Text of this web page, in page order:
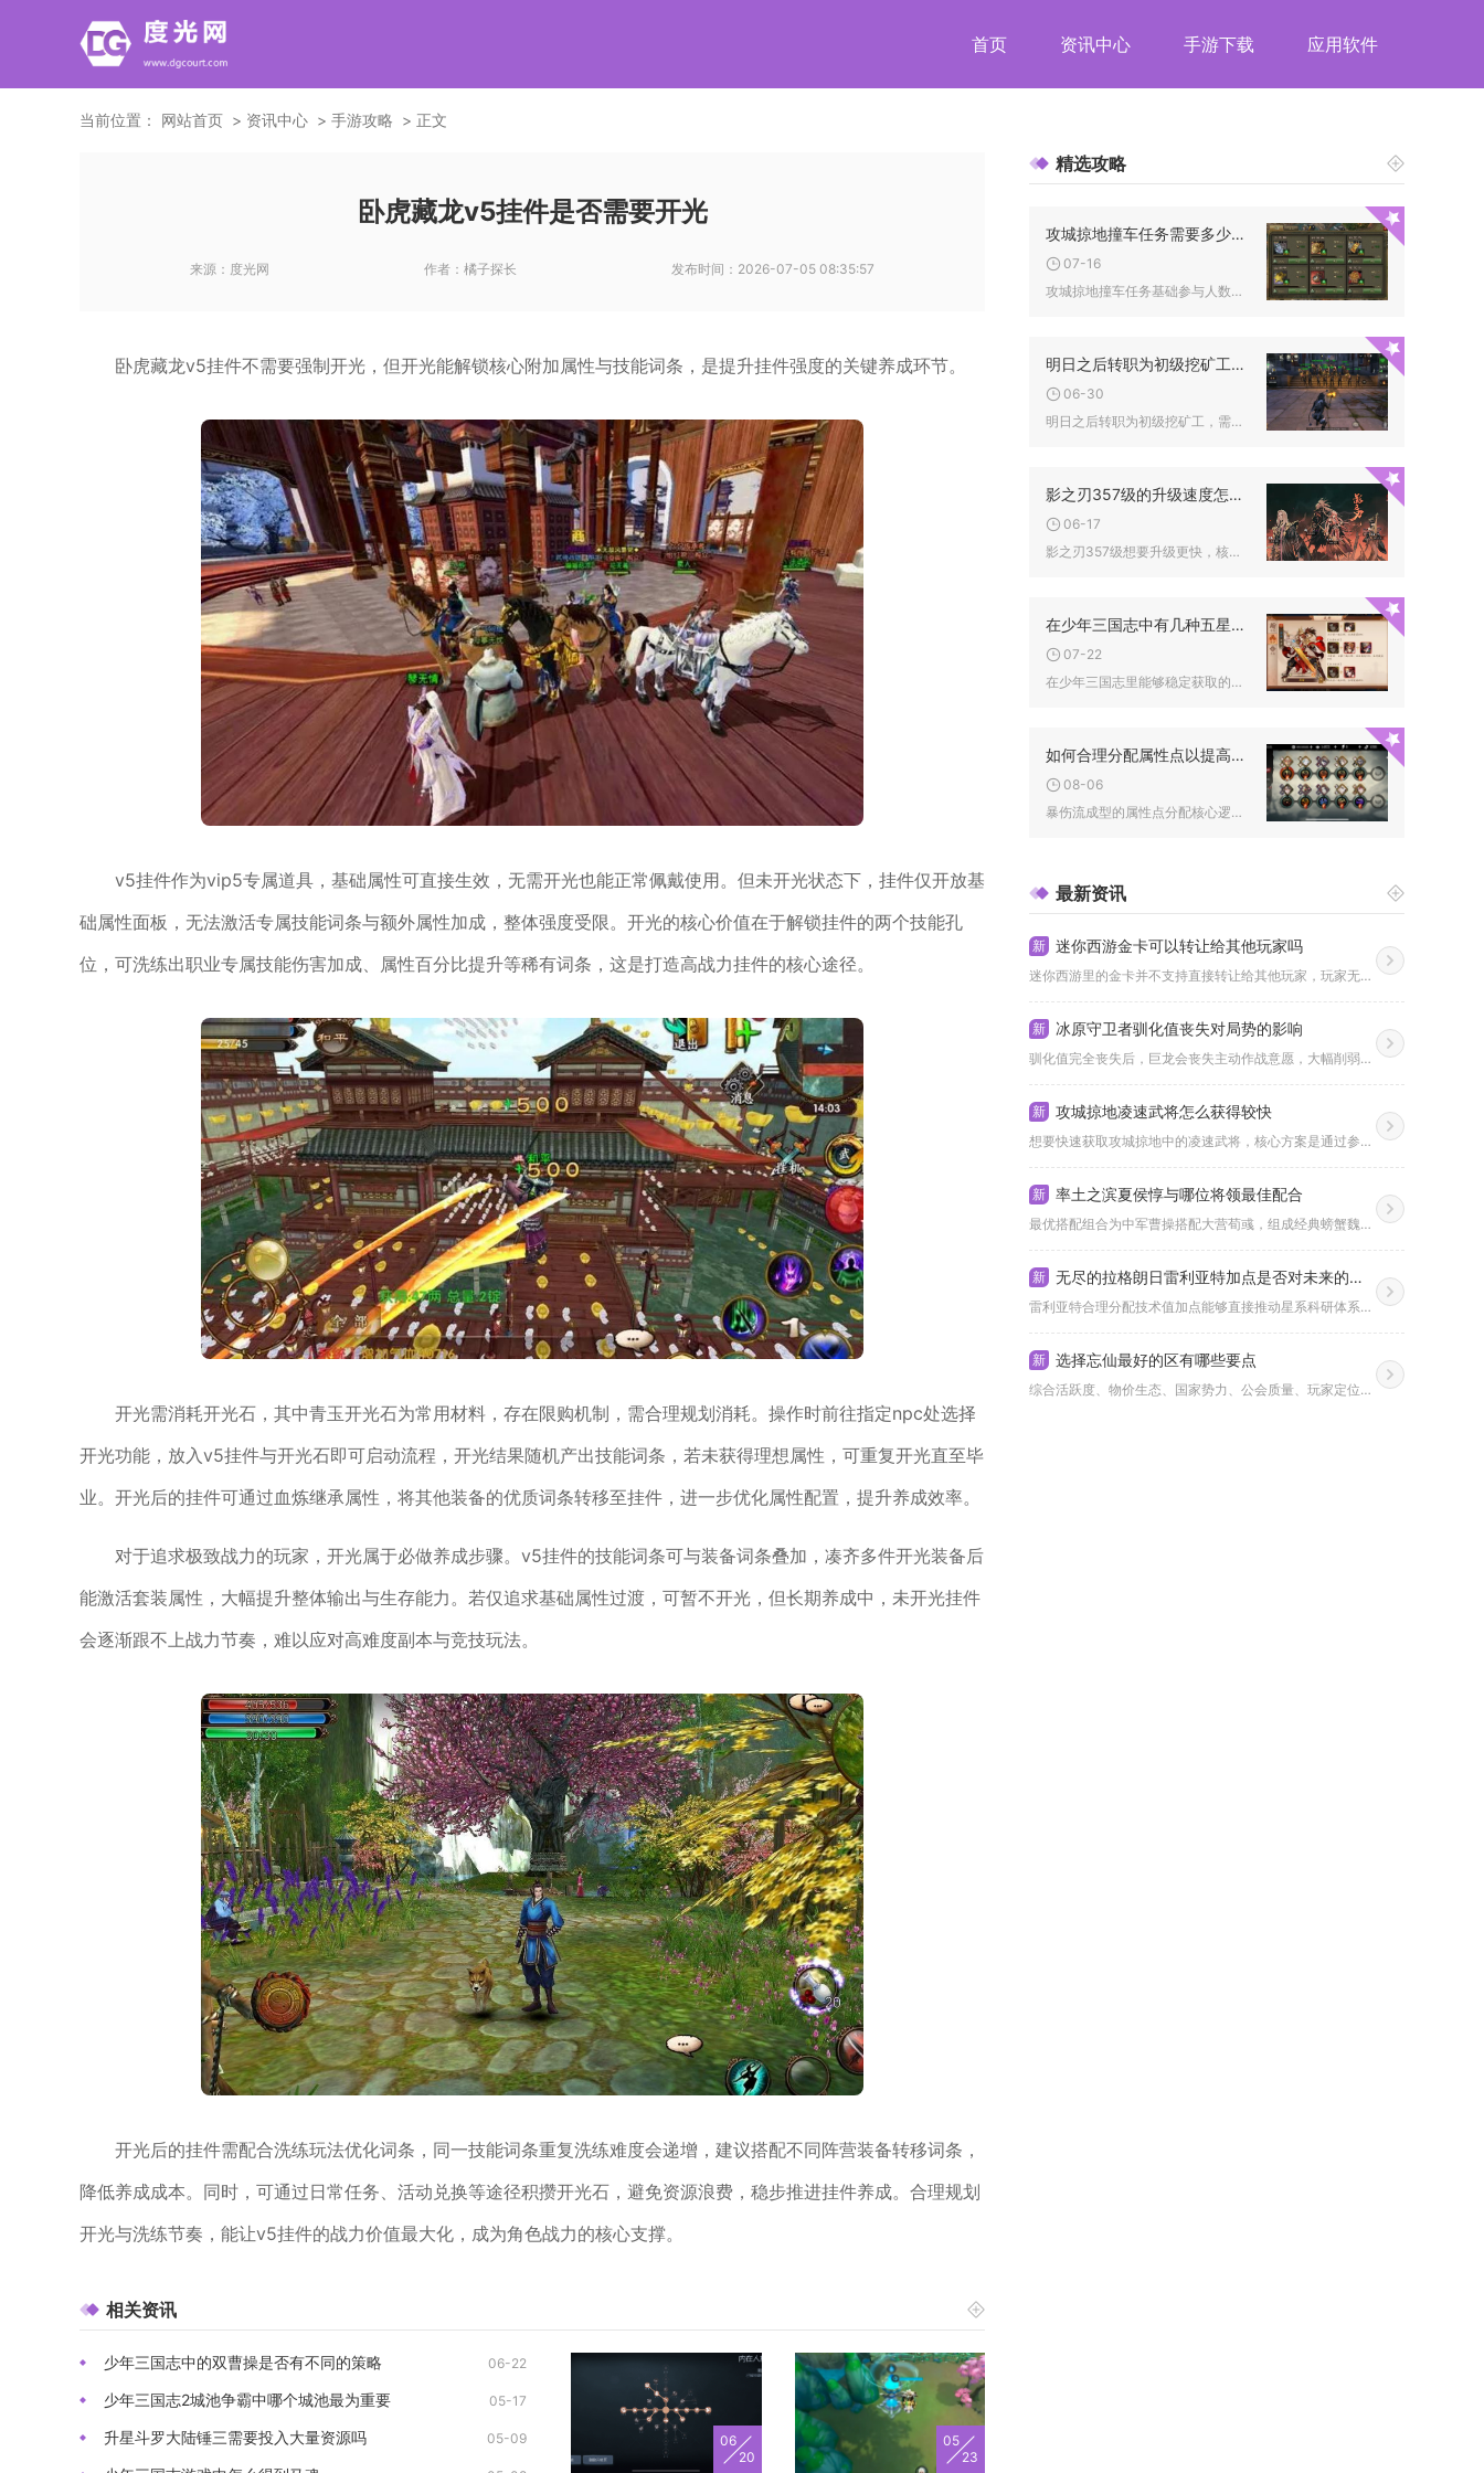
首页 资讯中心 手游下载 应用软件
当前位置： 网站首页 资讯中心 手游攻略 正文
卧虎藏龙v5挂件是否需要开光
来源： 度光网 作者： 橘子探长 发布时间： 2026-07-05 08:35:57
卧虎藏龙v5挂件不需要强制开光，但开光能解锁核心附加属性与技能词条，是提升挂件强度的关键养成环节。
v5挂件作为vip5专属道具，基础属性可直接生效，无需开光也能正常佩戴使用。但未开光状态下，挂件仅开放基
础属性面板，无法激活专属技能词条与额外属性加成，整体强度受限。开光的核心价值在于解锁挂件的两个技能孔
位，可洗练出职业专属技能伤害加成、属性百分比提升等稀有词条，这是打造高战力挂件的核心途径。
开光需消耗开光石，其中青玉开光石为常用材料，存在限购机制，需合理规划消耗。操作时前往指定npc处选择
开光功能，放入v5挂件与开光石即可启动流程，开光结果随机产出技能词条，若未获得理想属性，可重复开光直至毕
业。开光后的挂件可通过血炼继承属性，将其他装备的优质词条转移至挂件，进一步优化属性配置，提升养成效率。
对于追求极致战力的玩家，开光属于必做养成步骤。v5挂件的技能词条可与装备词条叠加，凑齐多件开光装备后
能激活套装属性，大幅提升整体输出与生存能力。若仅追求基础属性过渡，可暂不开光，但长期养成中，未开光挂件
会逐渐跟不上战力节奏，难以应对高难度副本与竞技玩法。
开光后的挂件需配合洗练玩法优化词条，同一技能词条重复洗练难度会递增，建议搭配不同阵营装备转移词条，
降低养成成本。同时，可通过日常任务、活动兑换等途径积攒开光石，避免资源浪费，稳步推进挂件养成。合理规划
开光与洗练节奏，能让v5挂件的战力价值最大化，成为角色战力的核心支撑。
相关资讯
少年三国志中的双曹操是否有不同的策略 06-22
少年三国志2城池争霸中哪个城池最为重要 05-17
升星斗罗大陆锤三需要投入大量资源吗 05-09
06
20
05
23
精选攻略
攻城掠地撞车任务需要多少人参与
07-16
攻城掠地撞车任务基础参与人数为3人，标准高效配置8-12人，...
明日之后转职为初级挖矿工需要什么条件
06-30
明日之后转职为初级挖矿工，需满足庄园3级、三熟练度各10级、...
影之刃357级的升级速度怎样能够更快
06-17
影之刃357级想要升级更快，核心是优先清空高经验副本、做好体...
在少年三国志中有几种五星刀技能可以获得
07-22
在少年三国志里能够稳定获取的五星刀技能共计三种，分别是古锭断...
如何合理分配属性点以提高暴伤影之刃3
08-06
暴伤流成型的属性点分配核心逻辑为先拉满技巧与悟性打底，补足基...
最新资讯
新 迷你西游金卡可以转让给其他玩家吗
迷你西游里的金卡并不支持直接转让给其他玩家，玩家无法通过常规...
新 冰原守卫者驯化值丧失对局势的影响
驯化值完全丧失后，巨龙会丧失主动作战意愿，大幅削弱副本闯关、...
新 攻城掠地凌速武将怎么获得较快
想要快速获取攻城掠地中的凌速武将，核心方案是通过参与“世家府...
新 率土之滨夏侯惇与哪位将领最佳配合
最优搭配组合为中军曹操搭配大营荀彧，组成经典螃蟹魏骑阵容，其...
新 无尽的拉格朗日雷利亚特加点是否对未来的科学发展有所帮助
雷利亚特合理分配技术值加点能够直接推动星系科研体系提速，对整...
新 选择忘仙最好的区有哪些要点
综合活跃度、物价生态、国家势力、公会质量、玩家定位五大维度，...